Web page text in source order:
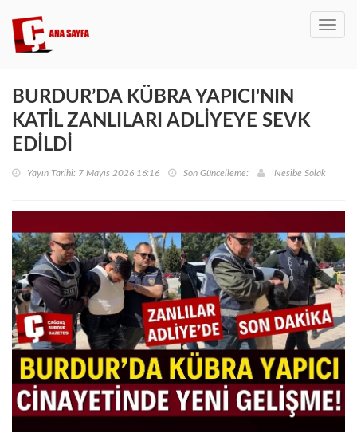
BURDUR’DA KÜBRA YAPICI'NIN
KATİL ZANLILARI ADLİYEYE SEVK
EDİLDİ
Yayın Tarihi: 7 Mayıs 2026 16:16 Son Güncelleme: Nesibe Solak